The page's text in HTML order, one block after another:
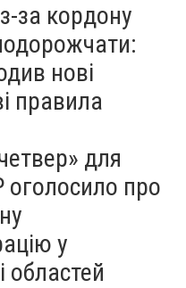
за кордону
нові
правила
для
про
у
областей